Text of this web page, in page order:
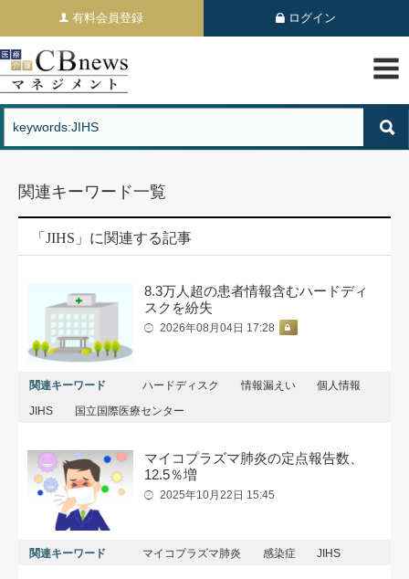
有料会員登録 ログイン
関連キーワード一覧
「JIHS」に関連する記事
8.3万人超の患者情報含むハードディ
スクを紛失
2026年08月04日 17:28
関連キーワード ハードディスク 情報漏えい
個人情報
JIHS
国立国際医療センター
マイコプラズマ肺炎の定点報告数、
12.5％増
2025年10月22日 15:45
関連キーワード マイコプラズマ肺炎 感染症 JIHS